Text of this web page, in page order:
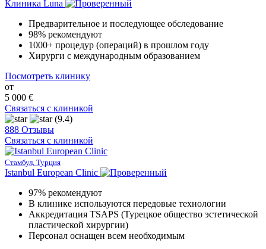
Клиника Luna
Предварительное и последующее обследование
98% рекомендуют
1000+ процедур (операций) в прошлом году
Хирурги с международным образованием
Посмотреть клинику
от
5 000 €
Связаться с клиникой
(9.4)
888 Отзывы
Связаться с клиникой
Стамбул, Турция
Istanbul European Clinic
97% рекомендуют
В клинике используются передовые технологии
Аккредитация TSAPS (Турецкое общество эстетической
пластической хирургии)
Персонал оснащен всем необходимым